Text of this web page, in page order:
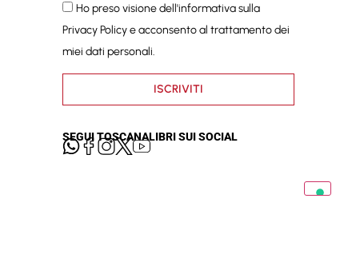
Ho preso visione dell'informativa sulla
Privacy Policye acconsento al trattamento dei
miei dati personali.
ISCRIVITI
SEGUI TOSCANALIBRI SUI SOCIAL